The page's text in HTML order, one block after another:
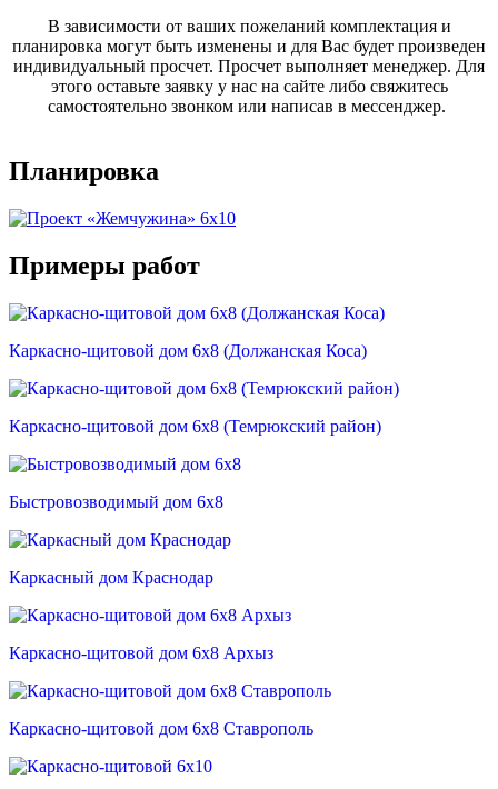
В зависимости от ваших пожеланий комплектация и
планировка могут быть изменены и для Вас будет произведен
индивидуальный просчет. Просчет выполняет менеджер. Для
этого оставьте заявку у нас на сайте либо свяжитесь
самостоятельно звонком или написав в мессенджер.
Планировка
Примеры работ
Каркасно-щитовой дом 6х8 (Должанская Коса)
Каркасно-щитовой дом 6х8 (Темрюкский район)
Быстровозводимый дом 6х8
Каркасный дом Краснодар
Каркасно-щитовой дом 6х8 Архыз
Каркасно-щитовой дом 6х8 Ставрополь